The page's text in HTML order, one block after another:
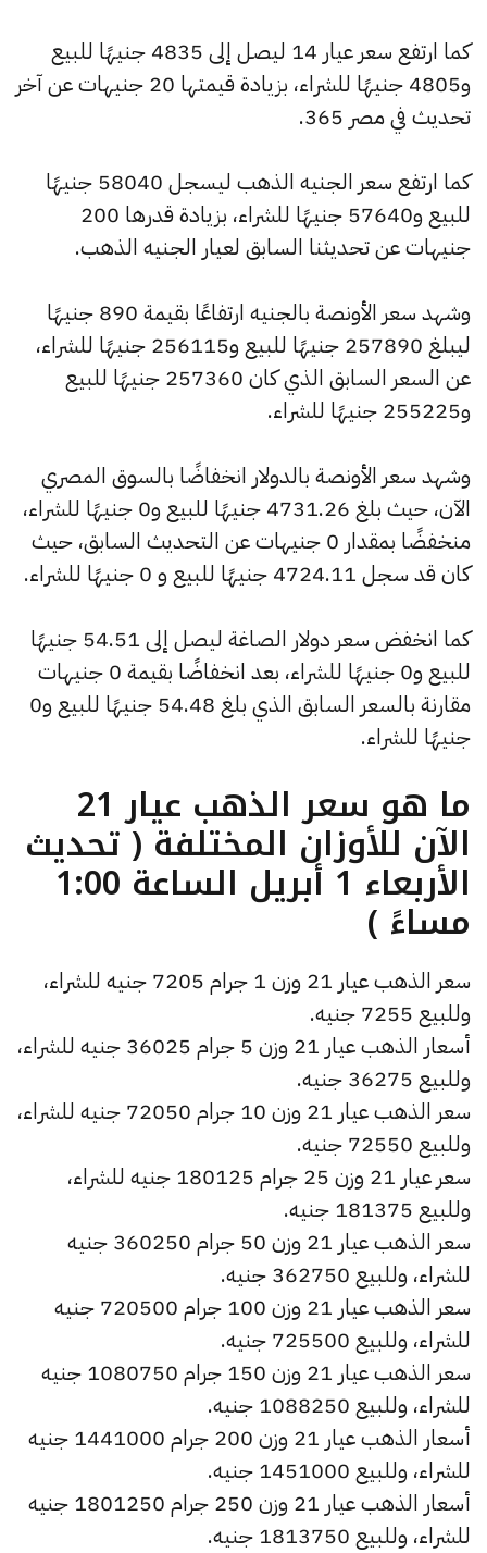
كما ارتفع سعر عيار 14 ليصل إلى 4835 جنيهًا للبيع
و4805 جنيهًا للشراء، بزيادة قيمتها 20 جنيهات عن آخر
تحديث في مصر 365.
كما ارتفع سعر الجنيه الذهب ليسجل 58040 جنيهًا
للبيع و57640 جنيهًا للشراء، بزيادة قدرها 200
جنيهات عن تحديثنا السابق لعيار الجنيه الذهب.
وشهد سعر الأونصة بالجنيه ارتفاعًا بقيمة 890 جنيهًا
ليبلغ 257890 جنيهًا للبيع و256115 جنيهًا للشراء،
عن السعر السابق الذي كان 257360 جنيهًا للبيع
و255225 جنيهًا للشراء.
وشهد سعر الأونصة بالدولار انخفاضًا بالسوق المصري
الآن، حيث بلغ 4731.26 جنيهًا للبيع و0 جنيهًا للشراء،
منخفضًا بمقدار 0 جنيهات عن التحديث السابق، حيث
كان قد سجل 4724.11 جنيهًا للبيع و 0 جنيهًا للشراء.
كما انخفض سعر دولار الصاغة ليصل إلى 54.51 جنيهًا
للبيع و0 جنيهًا للشراء، بعد انخفاضًا بقيمة 0 جنيهات
مقارنة بالسعر السابق الذي بلغ 54.48 جنيهًا للبيع و0
جنيهًا للشراء.
ما هو سعر الذهب عيار 21
الآن للأوزان المختلفة ( تحديث
الأربعاء 1 أبريل الساعة 1:00
مساءً )
سعر الذهب عيار 21 وزن 1 جرام 7205 جنيه للشراء،
وللبيع 7255 جنيه.
أسعار الذهب عيار 21 وزن 5 جرام 36025 جنيه للشراء،
وللبيع 36275 جنيه.
سعر الذهب عيار 21 وزن 10 جرام 72050 جنيه للشراء،
وللبيع 72550 جنيه.
سعر عيار 21 وزن 25 جرام 180125 جنيه للشراء،
وللبيع 181375 جنيه.
سعر الذهب عيار 21 وزن 50 جرام 360250 جنيه
للشراء، وللبيع 362750 جنيه.
سعر الذهب عيار 21 وزن 100 جرام 720500 جنيه
للشراء، وللبيع 725500 جنيه.
سعر الذهب عيار 21 وزن 150 جرام 1080750 جنيه
للشراء، وللبيع 1088250 جنيه.
أسعار الذهب عيار 21 وزن 200 جرام 1441000 جنيه
للشراء، وللبيع 1451000 جنيه.
أسعار الذهب عيار 21 وزن 250 جرام 1801250 جنيه
للشراء، وللبيع 1813750 جنيه.